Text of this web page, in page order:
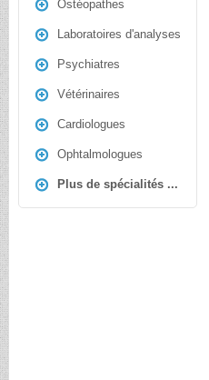
Ostéopathes
Laboratoires d'analyses
Psychiatres
Vétérinaires
Cardiologues
Ophtalmologues
Plus de spécialités ...